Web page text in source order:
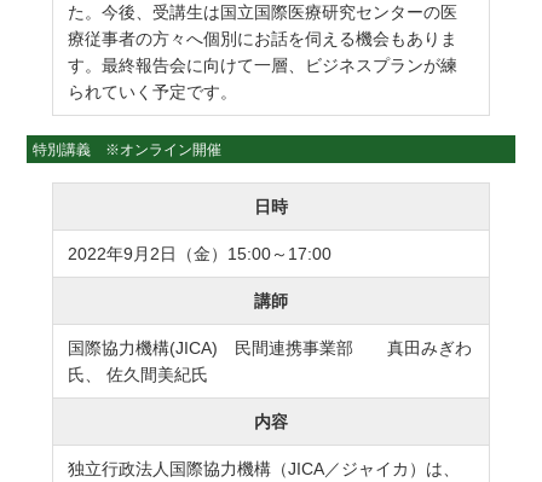
た。今後、受講生は国立国際医療研究センターの医
療従事者の方々へ個別にお話を伺える機会もありま
す。最終報告会に向けて一層、ビジネスプランが練
られていく予定です。
特別講義 ※オンライン開催
日時
2022年9月2日（金）15:00～17:00
講師
国際協力機構(JICA) 民間連携事業部 真田みぎわ
氏、 佐久間美紀氏
内容
独立行政法人国際協力機構（JICA／ジャイカ）は、